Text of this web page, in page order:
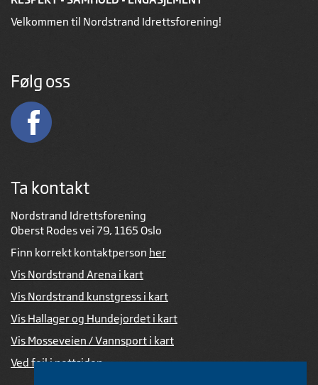
Velkommen til Nordstrand Idrettsforening!
Følg oss
Ta kontakt
Nordstrand Idrettsforening
Oberst Rodes vei 79, 1165 Oslo
Finn korrekt kontaktperson her
Vis Nordstrand Arena i kart
Vis Nordstrand kunstgress i kart
Vis Hallager og Hundejordet i kart
Vis Mosseveien / Vannsport i kart
Ved feil i nettsiden